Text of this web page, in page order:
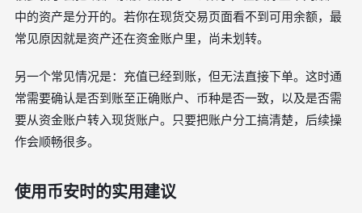
中的资产是分开的。若你在现货交易页面看不到可用余额，最
常见原因就是资产还在资金账户里，尚未划转。
另一个常见情况是：充值已经到账，但无法直接下单。这时通
常需要确认是否到账至正确账户、币种是否一致，以及是否需
要从资金账户转入现货账户。只要把账户分工搞清楚，后续操
作会顺畅很多。
使用币安时的实用建议